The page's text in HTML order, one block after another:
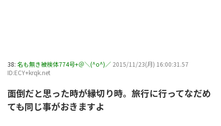
38: 名も無き被検体774号+＠＼(^o^)／ 2015/11/23(月) 16:00:31.57
ID:ECY+krqk.net
面倒だと思った時が縁切り時。旅行に行ってなだめ
ても同じ事がおきますよ